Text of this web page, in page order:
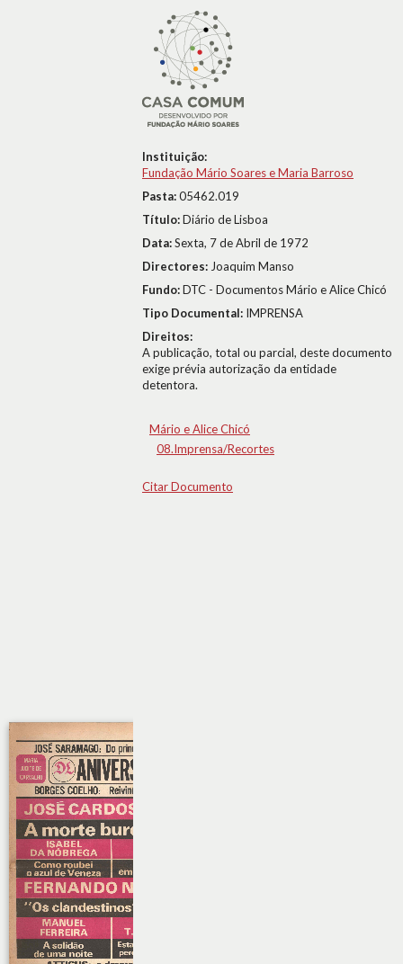
Instituição:
Fundação Mário Soares e Maria Barroso
Pasta:05462.019
Título:Diário de Lisboa
Data:Sexta, 7 de Abril de 1972
Directores: Joaquim Manso
Fundo:DTC - Documentos Mário e Alice Chicó
Tipo Documental: IMPRENSA
Direitos:
A publicação, total ou parcial, deste documento
exige prévia autorização da entidade
detentora.
Mário e Alice Chicó
08.Imprensa/Recortes
Citar Documento